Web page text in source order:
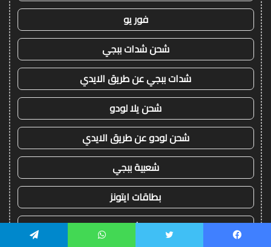
فور يو
شحن شدات ببجي
شدات ببجي عن طريق الايدي
شحن يلا لودو
شحن لودو عن طريق الايدي
شعبية ببجي
بطاقات ايتونز
بلايستيشن ستور